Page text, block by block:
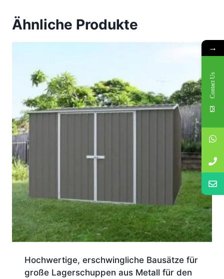
Ähnliche Produkte
Hochwertige, erschwingliche Bausätze für
große Lagerschuppen aus Metall für den
→
Contact Us